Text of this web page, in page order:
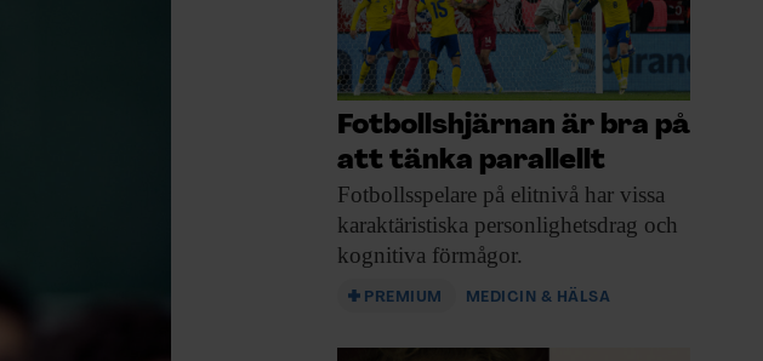
Fotbollshjärnan är bra på
att tänka parallellt
Fotbollsspelare på elitnivå har vissa
karaktäristiska personlighetsdrag och
kognitiva förmågor.
PREMIUM MEDICIN & HÄLSA